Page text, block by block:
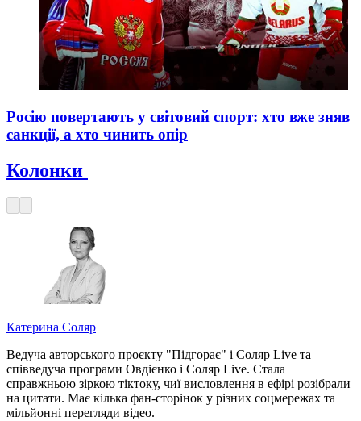
Росію повертають у світовий спорт: хто вже зняв
санкції, а хто чинить опір
Колонки
Катерина Соляр
Ведуча авторського проєкту "Підгорає" і Соляр Live та
співведуча програми Овдієнко і Соляр Live. Стала
справжньою зіркою тіктоку, чиї висловлення в ефірі розібрали
на цитати. Має кілька фан-сторінок у різних соцмережах та
мільйонні перегляди відео.